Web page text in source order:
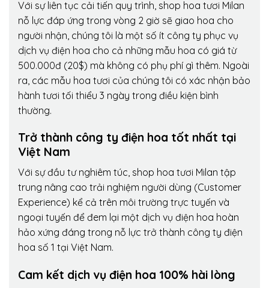
Với sự liên tục cải tiến quy trình, shop hoa tươi Milan
nỗ lực đáp ứng trong vòng 2 giờ sẽ giao hoa cho
người nhận, chúng tôi là một số ít công ty phục vụ
dịch vụ điện hoa cho cả những mẫu hoa có giá từ
500.000đ (20$) mà không có phụ phí gì thêm. Ngoài
ra, các mẫu hoa tươi của chúng tôi có xác nhận bảo
hành tươi tối thiểu 3 ngày trong điều kiện bình
thường.
Trở thành công ty điện hoa tốt nhất tại
Việt Nam
Với sự đầu tư nghiêm túc, shop hoa tươi Milan tập
trung nâng cao trải nghiệm người dùng (Customer
Experience) kể cả trên môi trường trực tuyến và
ngoại tuyến để đem lại một dịch vụ điện hoa hoàn
hảo xứng đáng trong nỗ lực trở thành công ty điện
hoa số 1 tại Việt Nam.
Cam kết dịch vụ điện hoa 100% hài lòng